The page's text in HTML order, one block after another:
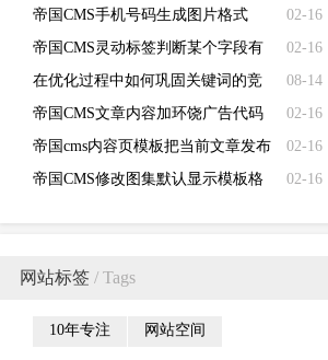
使用方法
02-16
帝国CMS手机号码生成图片格式
02-16
帝国CMS灵动标签判断某个字段有
内容则显示1无内容则显示2
08-14
在优化过程中如何巩固关键词的竞
争力度
02-16
帝国CMS文章内容加环饶广告代码
02-16
帝国cms内容页模板把当前文章发布
时间改成几年几月几号星期几显示
02-16
帝国CMS修改图集默认显示模板格
网站标签 / Tags
10年专注 网站空间